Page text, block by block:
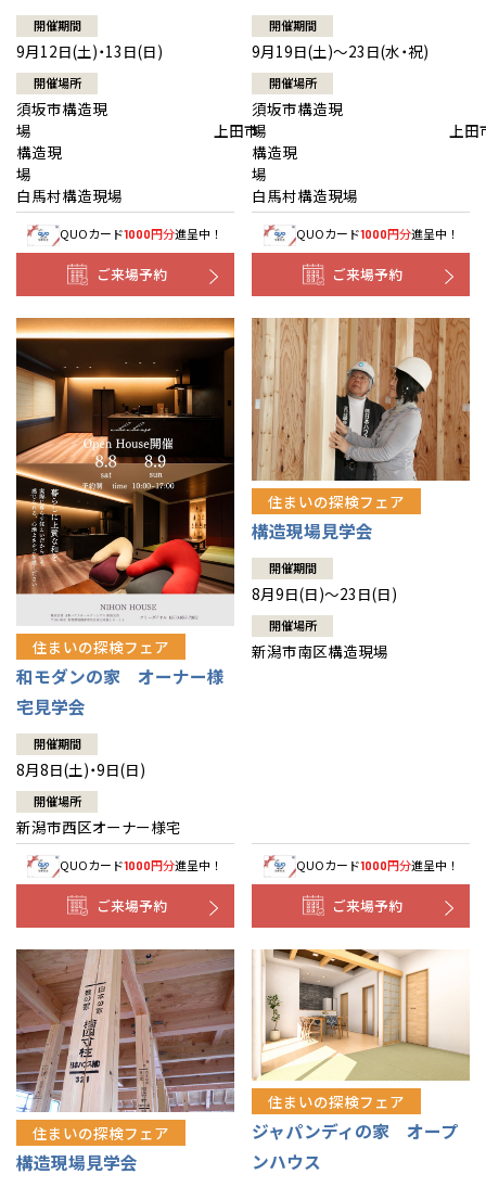
開催期間
9月12日(土)・13日(日)
開催場所
須坂市構造現
場 上田市
構造現
場
白馬村構造現場
QUOカード1000円分進呈中！
ご来場予約
開催期間
9月19日(土)～23日(水・祝)
開催場所
須坂市構造現
場 上田
構造現
白馬村構造現場
QUOカード1000円分進呈中！
ご来場予約
住まいの探検フェア
和モダンの家 オーナー様
宅見学会
開催期間
8月8日(土)・9日(日)
開催場所
新潟市西区オーナー様宅
QUOカード1000円分進呈中！
ご来場予約
住まいの探検フェア
構造現場見学会
開催期間
8月9日(日)～23日(日)
開催場所
新潟市南区構造現場
QUOカード1000円分進呈中！
ご来場予約
住まいの探検フェア
構造現場見学会
住まいの探検フェア
ジャパンディの家 オープ
ンハウス